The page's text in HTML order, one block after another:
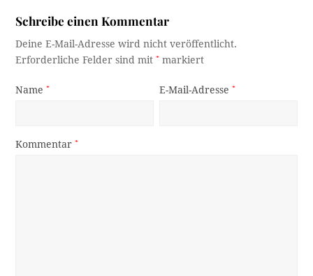
Schreibe einen Kommentar
Deine E-Mail-Adresse wird nicht veröffentlicht.
Erforderliche Felder sind mit* markiert
Name* E-Mail-Adresse*
Kommentar*